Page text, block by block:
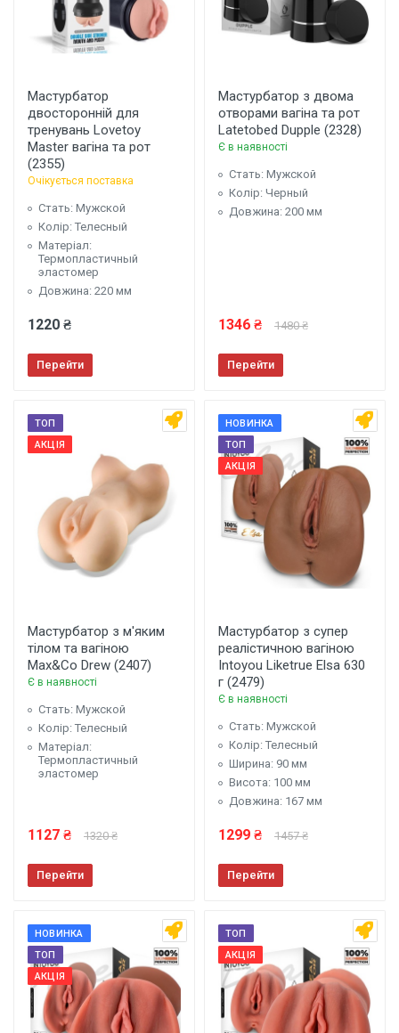
Мастурбатор
двосторонній для
тренувань Lovetoy
Master вагіна та рот
(2355)
Очікується поставка
Стать: Мужской
Колір: Телесный
Матеріал:
Термопластичный
эластомер
Довжина: 220 мм
1220 ₴
Перейти
Мастурбатор з двома
отворами вагіна та рот
Latetobed Dupple (2328)
Є в наявності
Стать: Мужской
Колір: Черный
Довжина: 200 мм
1346 ₴ 1480 ₴
Перейти
ТОП
АКЦІЯ
Мастурбатор з м'яким
тілом та вагіною
Max&Co Drew (2407)
Є в наявності
Стать: Мужской
Колір: Телесный
Матеріал:
Термопластичный
эластомер
1127 ₴ 1320 ₴
Перейти
НОВИНКА
ТОП
АКЦІЯ
Мастурбатор з супер
реалістичною вагіною
Intoyou Liketrue Elsa 630
г (2479)
Є в наявності
Стать: Мужской
Колір: Телесный
Ширина: 90 мм
Висота: 100 мм
Довжина: 167 мм
1299 ₴ 1457 ₴
Перейти
НОВИНКА
ТОП
АКЦІЯ
ТОП
АКЦІЯ